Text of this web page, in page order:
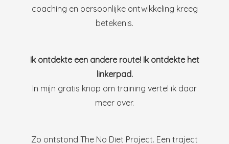
coaching en persoonlijke ontwikkeling kreeg
betekenis.
Ik ontdekte een andere route! Ik ontdekte het
linkerpad.
In mijn gratis knop om training vertel ik daar
meer over.
Zo ontstond The No Diet Project. Een traject